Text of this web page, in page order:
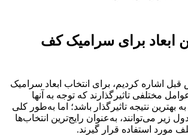
ابعاد برای سرامیک کف
اشاره کردیم، برای انتخاب ابعاد سرامیک
مختلفی تاثیرگذارند که توجه به آنها
بهترین نتیجه تاثیرگذار باشد؛ اما به‌طور کلی
زیر می‌توانند، به‌عنوان رایج‌ترین انتخاب‌ها
مورد استفاده قرار گیرند.